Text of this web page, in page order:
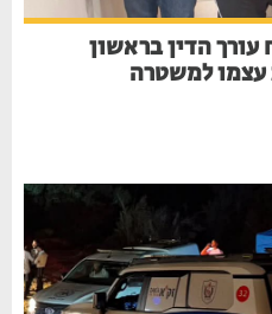
הדין בראשון
למשטרה